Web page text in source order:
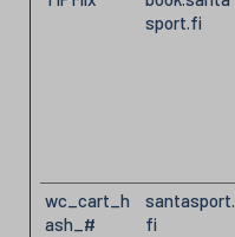
sport.fi
wc_cart_h
ash_#
santasport.
fi